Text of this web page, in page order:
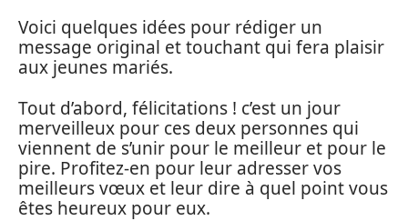
Voici quelques idées pour rédiger un
message original et touchant qui fera plaisir
aux jeunes mariés.
Tout d’abord, félicitations ! c’est un jour
merveilleux pour ces deux personnes qui
viennent de s’unir pour le meilleur et pour le
pire. Profitez-en pour leur adresser vos
meilleurs vœux et leur dire à quel point vous
êtes heureux pour eux.